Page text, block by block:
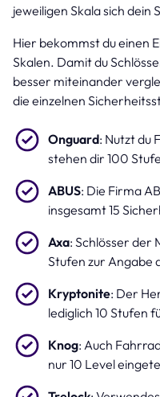
jeweiligen Skala sich dein
Hier bekommst du einen
Skalen. Damit du
besser miteinander
die einzelnen
Onguard: Nutzt du
stehen dir 100
ABUS: Die Firma
insgesamt 15
Axa: Schlösser der
Stufen zur Angabe
Kryptonite: Der
lediglich 10 Stufen
Knog: Auch
nur 10 Level